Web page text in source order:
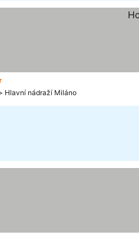
hvězdiček
Hlavní nádraží Miláno